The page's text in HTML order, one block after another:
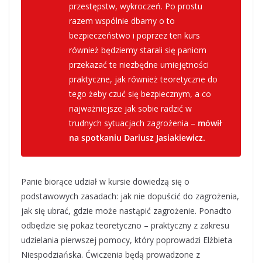
przestępstw, wykroczeń. Po prostu
razem wspólnie dbamy o to
bezpieczeństwo i poprzez ten kurs
również będziemy starali się paniom
przekazać te niezbędne umiejętności
praktyczne, jak również teoretyczne do
tego żeby czuć się bezpiecznym, a co
najważniejsze jak sobie radzić w
trudnych sytuacjach zagrożenia – mówił
na spotkaniu Dariusz Jasiakiewicz.
Panie biorące udział w kursie dowiedzą się o
podstawowych zasadach: jak nie dopuścić do zagrożenia,
jak się ubrać, gdzie może nastąpić zagrożenie. Ponadto
odbędzie się pokaz teoretyczno – praktyczny z zakresu
udzielania pierwszej pomocy, który poprowadzi Elżbieta
Niespodziańska. Ćwiczenia będą prowadzone z